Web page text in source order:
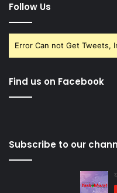
Follow Us
Error Can not Get Tweets,
Find us on Facebook
Subscribe to our